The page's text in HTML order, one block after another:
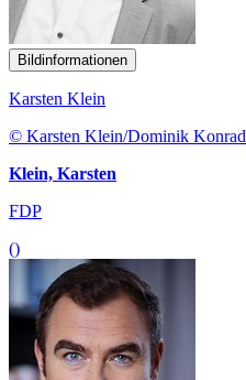
Bildinformationen
Karsten Klein
© Karsten Klein/Dominik Konrad
Klein, Karsten
FDP
()